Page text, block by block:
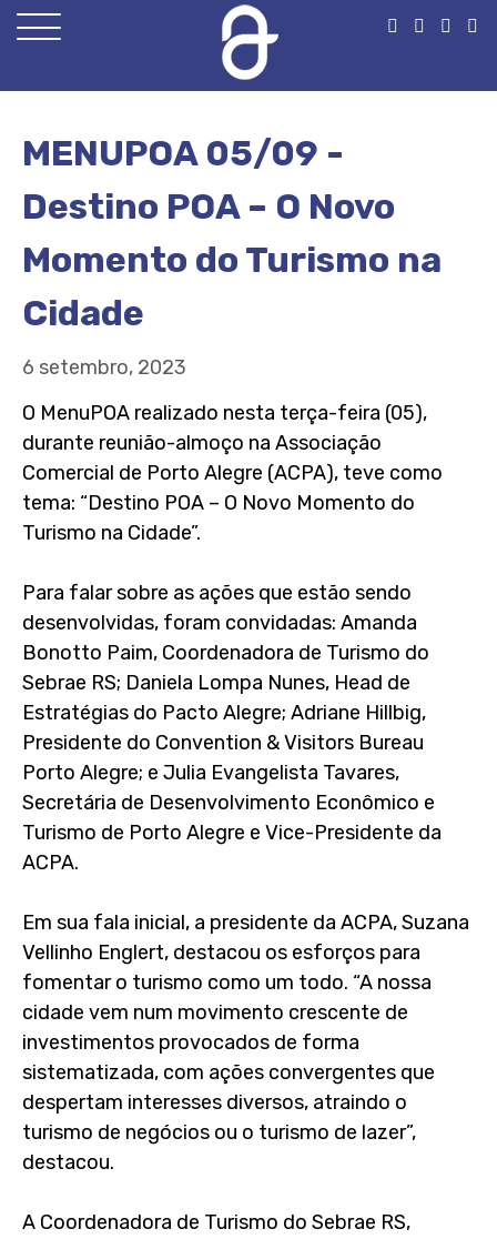
Open
MENUPOA 05/09 -
Destino POA – O Novo
Momento do Turismo na
Cidade
6 setembro, 2023
O MenuPOA realizado nesta terça-feira (05),
durante reunião-almoço na Associação
Comercial de Porto Alegre (ACPA), teve como
tema: “Destino POA – O Novo Momento do
Turismo na Cidade”.
Para falar sobre as ações que estão sendo
desenvolvidas, foram convidadas: Amanda
Bonotto Paim, Coordenadora de Turismo do
Sebrae RS; Daniela Lompa Nunes, Head de
Estratégias do Pacto Alegre; Adriane Hillbig,
Presidente do Convention & Visitors Bureau
Porto Alegre; e Julia Evangelista Tavares,
Secretária de Desenvolvimento Econômico e
Turismo de Porto Alegre e Vice-Presidente da
ACPA.
Em sua fala inicial, a presidente da ACPA, Suzana
Vellinho Englert, destacou os esforços para
fomentar o turismo como um todo. “A nossa
cidade vem num movimento crescente de
investimentos provocados de forma
sistematizada, com ações convergentes que
despertam interesses diversos, atraindo o
turismo de negócios ou o turismo de lazer”,
destacou.
A Coordenadora de Turismo do Sebrae RS,